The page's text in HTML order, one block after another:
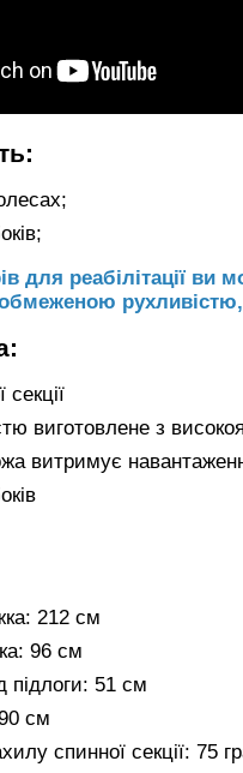
для реабілітації ви
виготовлене з
витримує
212 см
96 см
підлоги: 51 см
см
спинної секції: 75